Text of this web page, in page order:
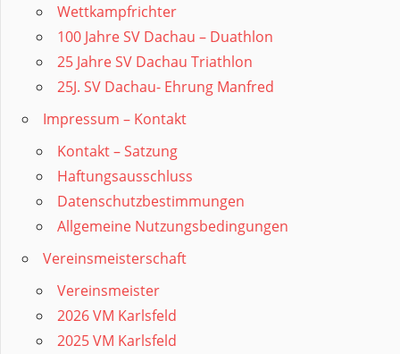
Wettkampfrichter
100 Jahre SV Dachau – Duathlon
25 Jahre SV Dachau Triathlon
25J. SV Dachau- Ehrung Manfred
Impressum – Kontakt
Kontakt – Satzung
Haftungsausschluss
Datenschutzbestimmungen
Allgemeine Nutzungsbedingungen
Vereinsmeisterschaft
Vereinsmeister
2026 VM Karlsfeld
2025 VM Karlsfeld